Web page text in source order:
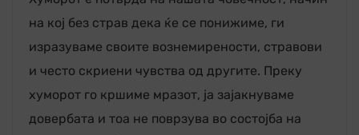
на кој без страв дека ќе се понижиме, ги
изразуваме своите вознемирености, стравови
и често скриени чувства од другите. Преку
хуморот го кршиме мразот, ја зајакнуваме
довербата и тоа не поврзува во состојба на